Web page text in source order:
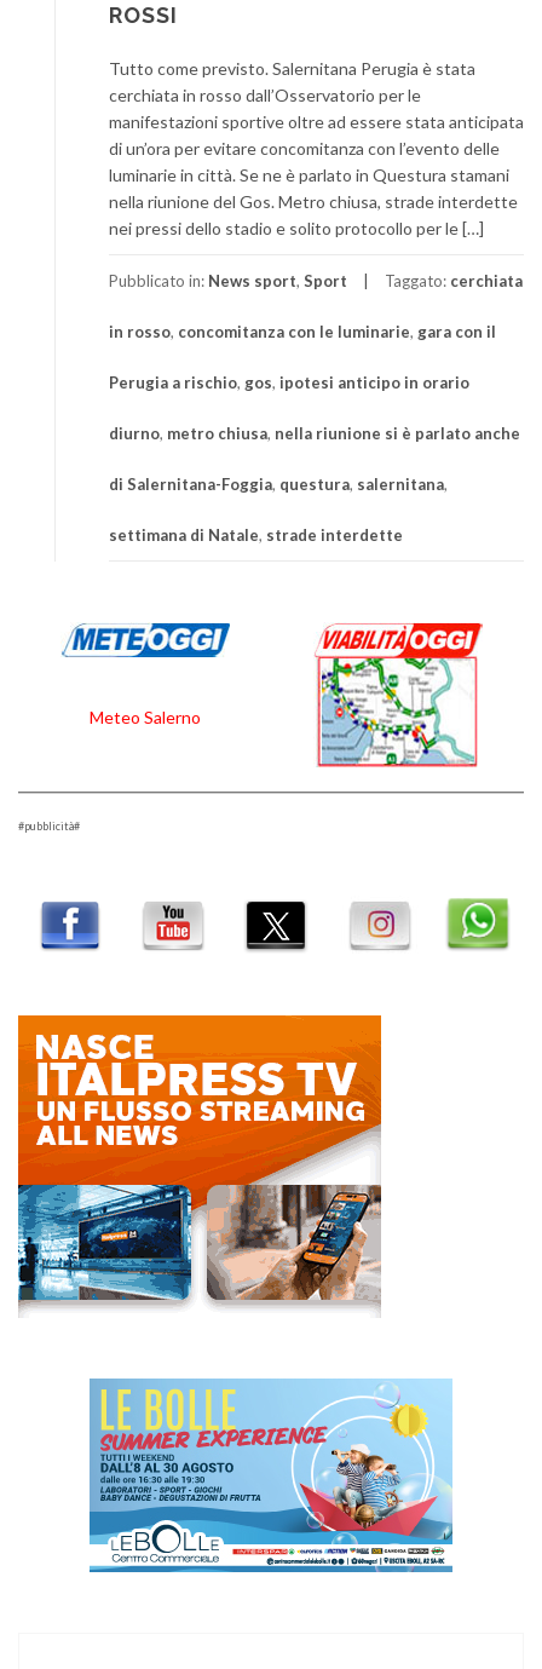
ROSSI
Tutto come previsto. Salernitana Perugia è stata
cerchiata in rosso dall’Osservatorio per le
manifestazioni sportive oltre ad essere stata anticipata
di un’ora per evitare concomitanza con l’evento delle
luminarie in città. Se ne è parlato in Questura stamani
nella riunione del Gos. Metro chiusa, strade interdette
nei pressi dello stadio e solito protocollo per le […]
Pubblicato in: News sport, Sport Taggato: cerchiata
in rosso, concomitanza con le luminarie, gara con il
Perugia a rischio, gos, ipotesi anticipo in orario
diurno, metro chiusa, nella riunione si è parlato anche
di Salernitana-Foggia, questura, salernitana,
settimana di Natale, strade interdette
Meteo Salerno
#pubblicità#